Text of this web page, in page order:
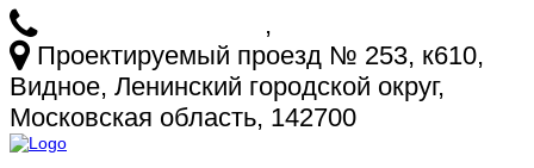
,
Проектируемый проезд № 253, к610,
Видное, Ленинский городской округ,
Московская область, 142700